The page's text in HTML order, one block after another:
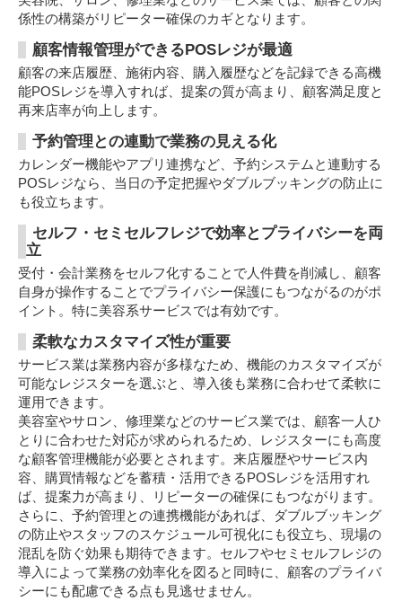
係性の構築がリピーター確保のカギとなります。
顧客情報管理ができるPOSレジが最適
顧客の来店履歴、施術内容、購入履歴などを記録できる高機
能POSレジを導入すれば、提案の質が高まり、顧客満足度と
再来店率が向上します。
予約管理との連動で業務の見える化
カレンダー機能やアプリ連携など、予約システムと連動する
POSレジなら、当日の予定把握やダブルブッキングの防止に
も役立ちます。
セルフ・セミセルフレジで効率とプライバシーを両
立
受付・会計業務をセルフ化することで人件費を削減し、顧客
自身が操作することでプライバシー保護にもつながるのがポ
イント。特に美容系サービスでは有効です。
柔軟なカスタマイズ性が重要
サービス業は業務内容が多様なため、機能のカスタマイズが
可能なレジスターを選ぶと、導入後も業務に合わせて柔軟に
運用できます。
美容室やサロン、修理業などのサービス業では、顧客一人ひ
とりに合わせた対応が求められるため、レジスターにも高度
な顧客管理機能が必要とされます。来店履歴やサービス内
容、購買情報などを蓄積・活用できるPOSレジを活用すれ
ば、提案力が高まり、リピーターの確保にもつながります。
さらに、予約管理との連携機能があれば、ダブルブッキング
の防止やスタッフのスケジュール可視化にも役立ち、現場の
混乱を防ぐ効果も期待できます。セルフやセミセルフレジの
導入によって業務の効率化を図ると同時に、顧客のプライバ
シーにも配慮できる点も見逃せません。